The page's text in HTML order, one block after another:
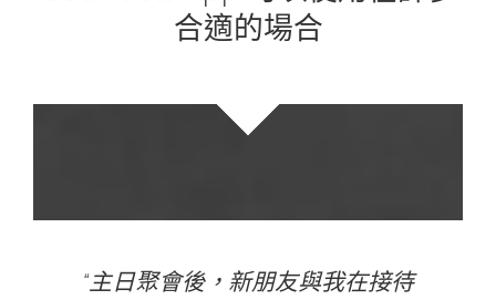
合適的場合
“主日聚會後，新朋友與我在接待